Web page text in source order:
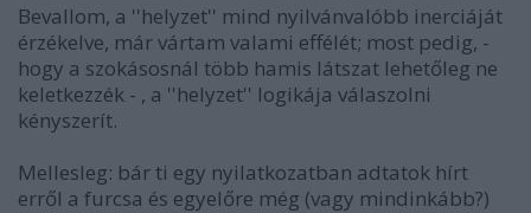
Bevallom, a ''helyzet'' mind nyilvánvalóbb inerciáját
érzékelve, már vártam valami effélét; most pedig, -
hogy a szokásosnál több hamis látszat lehetőleg ne
keletkezzék - , a ''helyzet'' logikája válaszolni
kényszerít.
Mellesleg: bár ti egy nyilatkozatban adtatok hírt
erről a furcsa és egyelőre még (vagy mindinkább?)